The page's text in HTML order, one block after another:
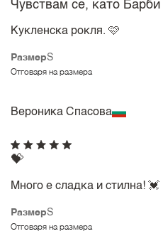
РазмерS
Отговаря на размера
Чувствам се, като
Кукленска рокля. 🩷
Вероника Спасова
РазмерS
Отговаря на размера
💝
Много е сладка и стилна! 💓